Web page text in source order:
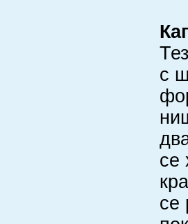
с
се
се